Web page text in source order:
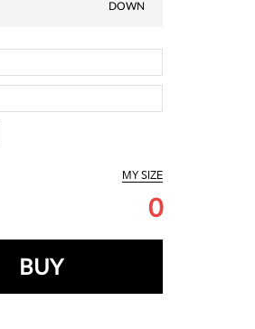
DOWN
MY SIZE
0
BUY